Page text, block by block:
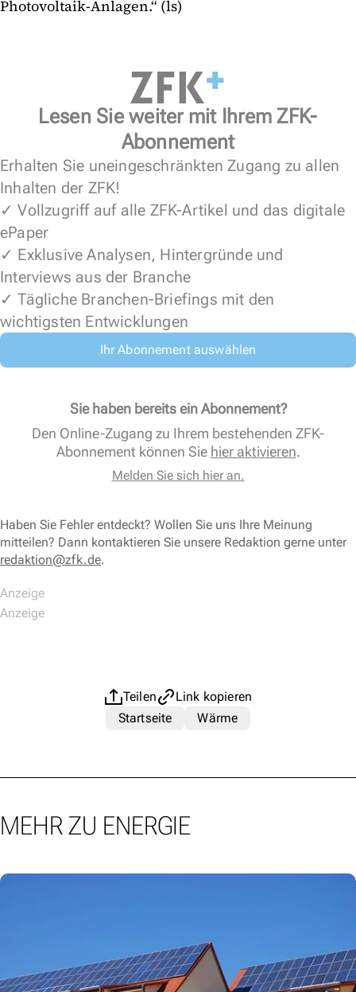
Photovoltaik-Anlagen.“ (ls)
Lesen Sie weiter mit Ihrem ZFK-
Abonnement
Erhalten Sie uneingeschränkten Zugang zu allen
Inhalten der ZFK!
✓ Vollzugriff auf alle ZFK-Artikel und das digitale
ePaper
✓ Exklusive Analysen, Hintergründe und
Interviews aus der Branche
✓ Tägliche Branchen-Briefings mit den
wichtigsten Entwicklungen
Ihr Abonnement auswählen
Sie haben bereits ein Abonnement?
Den Online-Zugang zu Ihrem bestehenden ZFK-
Abonnement können Sie hier aktivieren.
Melden Sie sich hier an.
Haben Sie Fehler entdeckt? Wollen Sie uns Ihre Meinung
mitteilen? Dann kontaktieren Sie unsere Redaktion gerne unter
redaktion@zfk.de.
Teilen
Link kopieren
Startseite
Wärme
MEHR ZU ENERGIE